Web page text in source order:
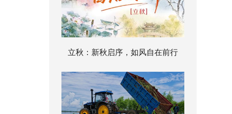
立秋：新秋启序，如风自在前行